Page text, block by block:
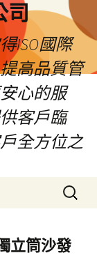
司
ISO國際
高品質管
心的服
客戶臨
全方位之
搜
尋
鍵
字:
立筒沙發